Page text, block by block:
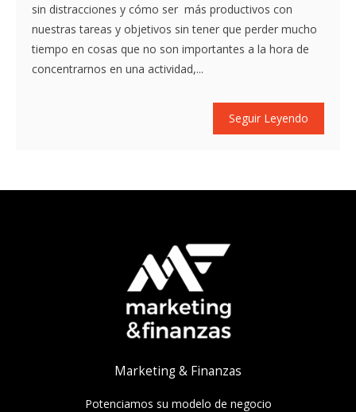
sin distracciones y cómo ser más productivos con
nuestras tareas y objetivos sin tener que perder mucho
tiempo en cosas que no son importantes a la hora de
concentrarnos en una actividad,...
Seguir Leyendo
Marketing & Finanzas
Potenciamos su modelo de negocio